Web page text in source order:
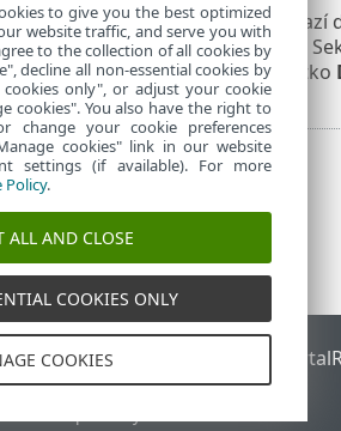
Následně se
sekundární profil.
Kliknutím na tlačítko
ESET Forum ESET Status Portal
práva vyhrazena.
to give you the best optimized
website traffic, and serve you with
to the collection of all cookies by
decline all non-essential cookies by
cookies only", or adjust your cookie
cookies". You also have the right to
change your cookie preferences
cookies" link in our website
settings (if available). For more
Policy.
ALL AND CLOSE
COOKIES ONLY
COOKIES